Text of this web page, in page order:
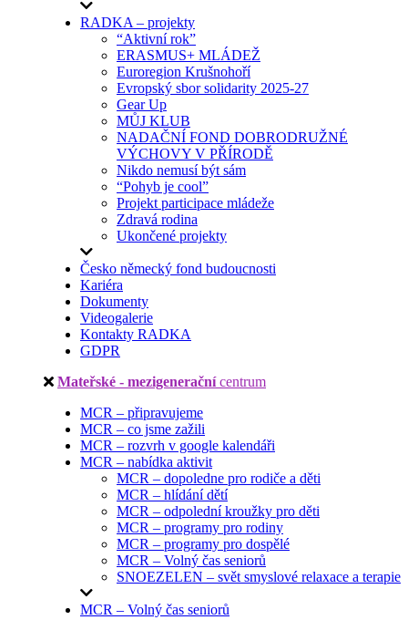
RADKA – projekty
“Aktivní rok”
ERASMUS+ MLÁDEŽ
Euroregion Krušnohoří
Evropský sbor solidarity 2025-27
Gear Up
MŮJ KLUB
NADAČNÍ FOND DOBRODRUŽNÉ
VÝCHOVY V PŘÍRODĚ
Nikdo nemusí být sám
“Pohyb je cool”
Projekt participace mládeže
Zdravá rodina
Ukončené projekty
Česko německý fond budoucnosti
Kariéra
Dokumenty
Videogalerie
Kontakty RADKA
GDPR
Mateřské - mezigenerační centrum
MCR – připravujeme
MCR – co jsme zažili
MCR – rozvrh v google kalendáři
MCR – nabídka aktivit
MCR – dopoledne pro rodiče a děti
MCR – hlídání dětí
MCR – odpolední kroužky pro děti
MCR – programy pro rodiny
MCR – programy pro dospělé
MCR – Volný čas seniorů
SNOEZELEN – svět smyslové relaxace a terapie
MCR – Volný čas seniorů